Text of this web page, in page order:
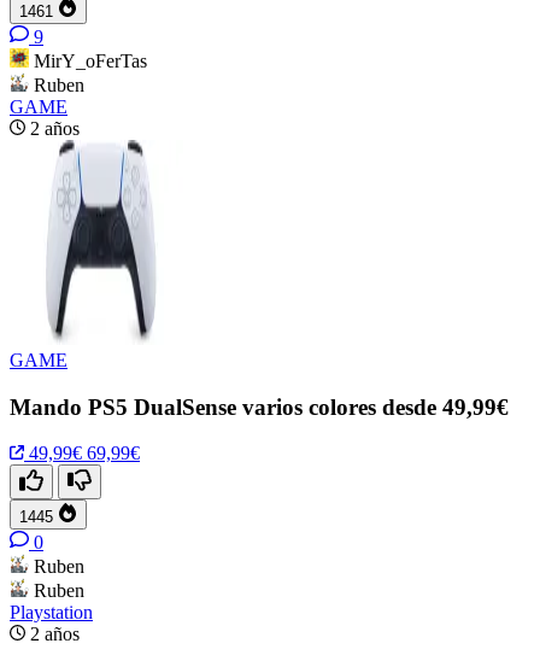
1461
9
MirY_oFerTas
Ruben
GAME
2 años
GAME
Mando PS5 DualSense varios colores desde 49,99€
49,99€ 69,99€
1445
0
Ruben
Ruben
Playstation
2 años